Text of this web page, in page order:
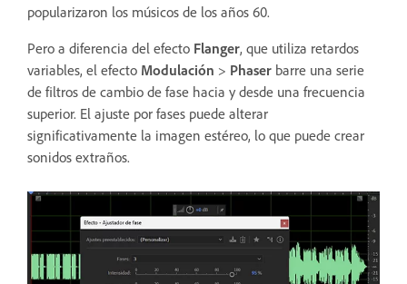
popularizaron los músicos de los años 60.
Pero a diferencia del efecto Flanger, que utiliza retardos
variables, el efecto Modulación > Phaser barre una serie
de filtros de cambio de fase hacia y desde una frecuencia
superior. El ajuste por fases puede alterar
significativamente la imagen estéreo, lo que puede crear
sonidos extraños.